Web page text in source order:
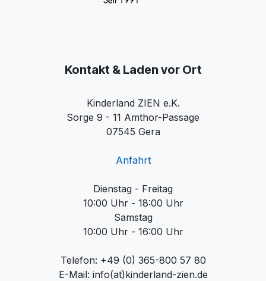
Kontakt & Laden vor Ort
Kinderland ZIEN e.K.
Sorge 9 - 11 Amthor-Passage
07545 Gera
Anfahrt
Dienstag - Freitag
10:00 Uhr - 18:00 Uhr
Samstag
10:00 Uhr - 16:00 Uhr
Telefon: +49 (0) 365-800 57 80
E-Mail: info(at)kinderland-zien.de